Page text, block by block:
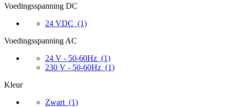
Voedingsspanning DC
24 VDC (1)
Voedingsspanning AC
24 V - 50-60Hz (1)
230 V - 50-60Hz (1)
Kleur
Zwart (1)